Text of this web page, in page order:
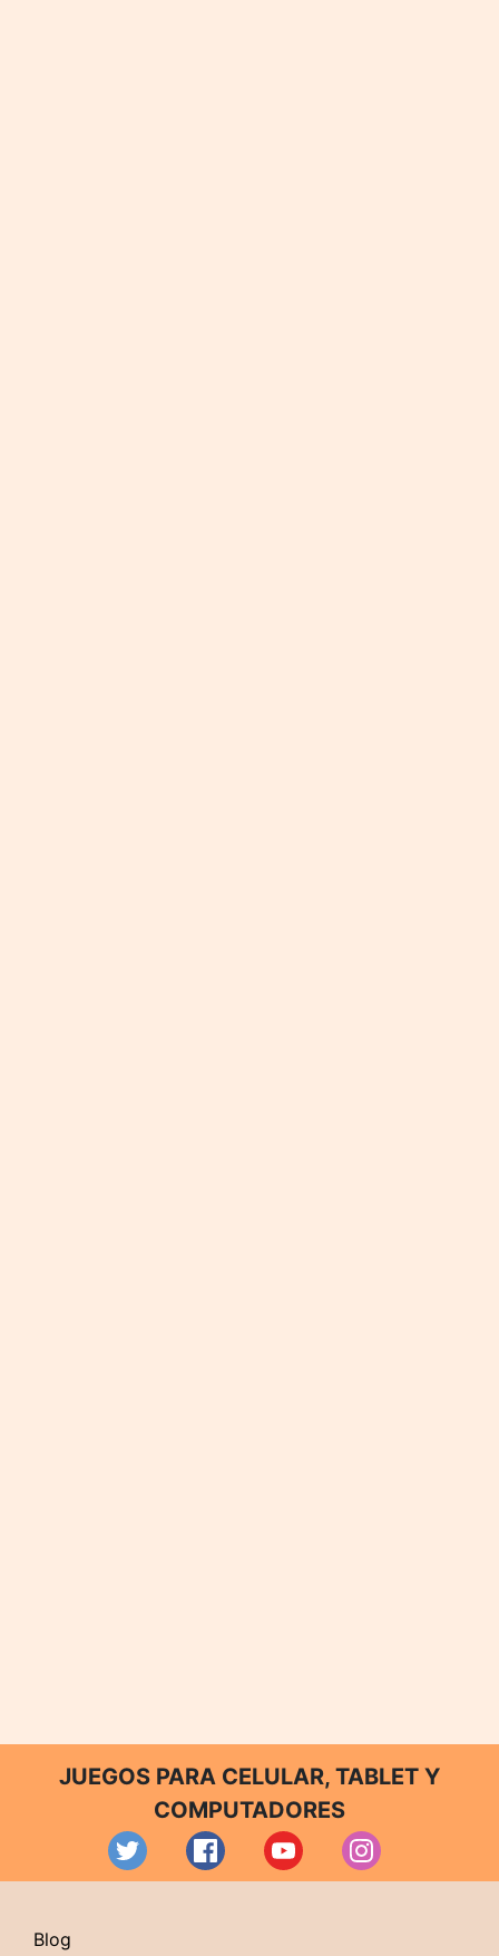
JUEGOS PARA CELULAR, TABLET Y
COMPUTADORES
Blog